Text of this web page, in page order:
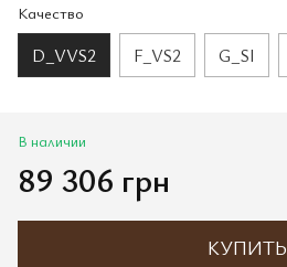
Качество
D_VVS2 F_VS2 G_SI
В наличии
89 306 грн
КУПИТЬ